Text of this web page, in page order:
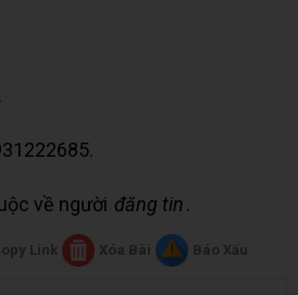
về người đăng tin.
Link Xóa Bài Báo Xấu